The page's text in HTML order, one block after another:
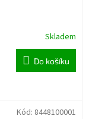
Skladem
Do košíku
Kód: 8448100001